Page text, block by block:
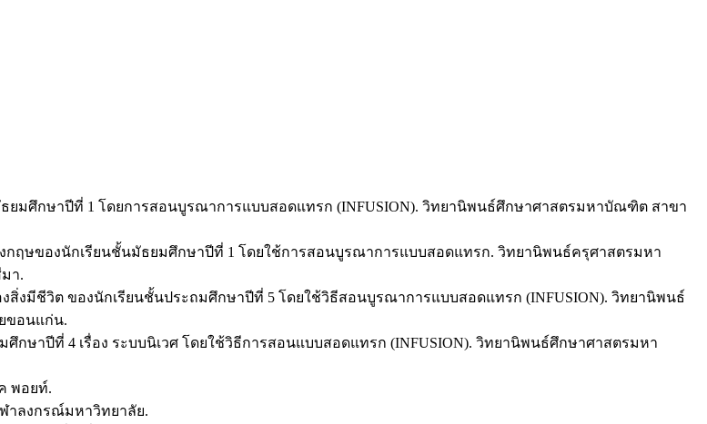
ธยมศึกษาปีที่ 1 โดยการสอนบูรณาการแบบสอดแทรก (INFUSION). วิทยานิพนธ์ศึกษาศาสตรมหาบัณฑิต สาขา
กฤษของนักเรียนชั้นมัธยมศึกษาปีที่ 1 โดยใช้การสอนบูรณาการแบบสอดแทรก. วิทยานิพนธ์ครุศาสตรมหา
า.
สิ่งมีชีวิต ของนักเรียนชั้นประถมศึกษาปีที่ 5 โดยใช้วิธีสอนบูรณาการแบบสอดแทรก (INFUSION). วิทยานิพนธ์
ขอนแก่น.
กษาปีที่ 4 เรื่อง ระบบนิเวศ โดยใช้วิธีการสอนแบบสอดแทรก (INFUSION). วิทยานิพนธ์ศึกษาศาสตรมหา
พอยท์.
าลงกรณ์มหาวิทยาลัย.